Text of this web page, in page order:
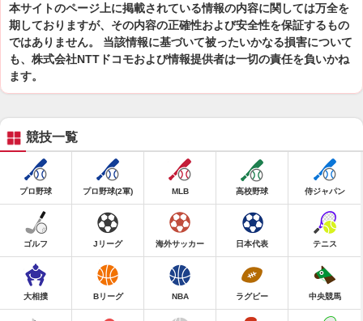
本サイトのページ上に掲載されている情報の内容に関しては万全を
期しておりますが、その内容の正確性および安全性を保証するもの
ではありません。 当該情報に基づいて被ったいかなる損害について
も、株式会社NTTドコモおよび情報提供者は一切の責任を負いかね
ます。
競技一覧
プロ野球 プロ野球(2軍) MLB 高校野球 侍ジャパン
ゴルフ Jリーグ 海外サッカー 日本代表 テニス
大相撲 Bリーグ NBA ラグビー 中央競馬